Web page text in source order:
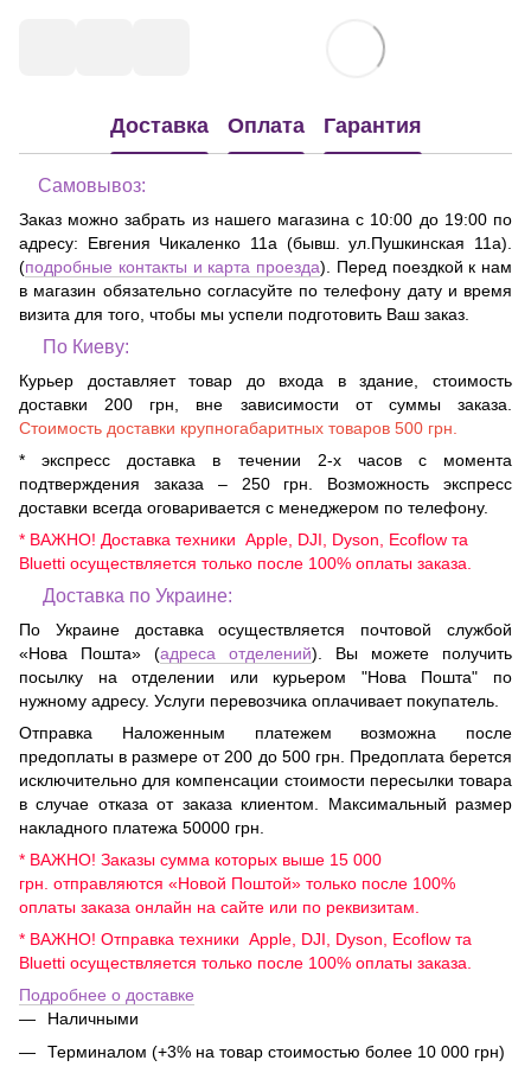
Доставка Оплата Гарантия
Самовывоз:
Заказ можно забрать из нашего магазина с 10:00 до 19:00 по
адресу: Евгения Чикаленко 11а (бывш. ул.Пушкинская 11а)
(подробные контакты и карта проезда). Перед поездкой к нам
в магазин обязательно согласуйте по телефону дату и время
визита для того, чтобы мы успели подготовить Ваш заказ.
По Киеву:
Курьер доставляет товар до входа в здание, стоимость
доставки 200 грн, вне зависимости от суммы заказа.
Стоимость доставки крупногабаритных товаров 500 грн.
* экспресс доставка в течении 2-х часов с момента
подтверждения заказа – 250 грн. Возможность экспресс
доставки всегда оговаривается с менеджером по телефону.
* ВАЖНО! Доставка техники Apple, DJI, Dyson, Ecoflow та
Bluetti осуществляется только после 100% оплаты заказа.
Доставка по Украине:
По Украине доставка осуществляется почтовой службой
«Нова Пошта» (адреса отделений). Вы можете получить
посылку на отделении или курьером "Нова Пошта" по
нужному адресу. Услуги перевозчика оплачивает покупатель.
Отправка Наложенным платежем возможна после
предоплаты в размере от 200 до 500 грн. Предоплата берется
исключительно для компенсации стоимости пересылки товара
в случае отказа от заказа клиентом. Максимальный размер
накладного платежа 50000 грн.
* ВАЖНО! Заказы сумма которых выше 15 000
грн. отправляются «Новой Поштой» только после 100%
оплаты заказа онлайн на сайте или по реквизитам.
* ВАЖНО! Отправка техники Apple, DJI, Dyson, Ecoflow та
Bluetti осуществляется только после 100% оплаты заказа.
Подробнее о доставке
Наличными
Терминалом (+3% на товар стоимостью более 10 000 грн)